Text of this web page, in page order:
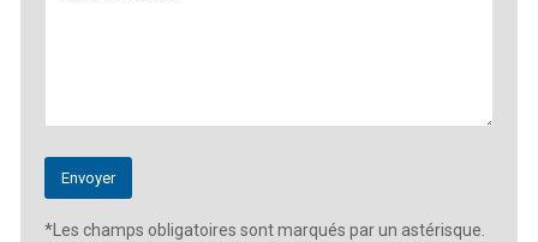
*Les champs obligatoires sont marqués par un astérisque.